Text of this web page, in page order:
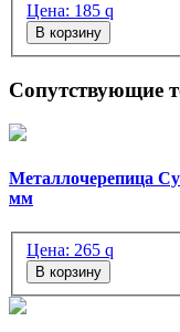
Цена: 185 q
В корзину
Сопутствующие
Металлочерепица
мм
Цена: 265 q
В корзину